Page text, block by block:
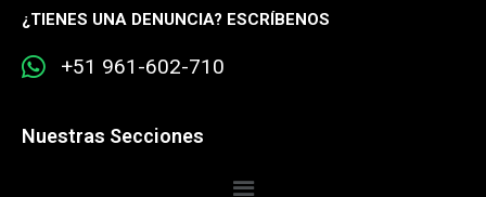
¿TIENES UNA DENUNCIA? ESCRÍBENOS
+51 961-602-710
Nuestras Secciones